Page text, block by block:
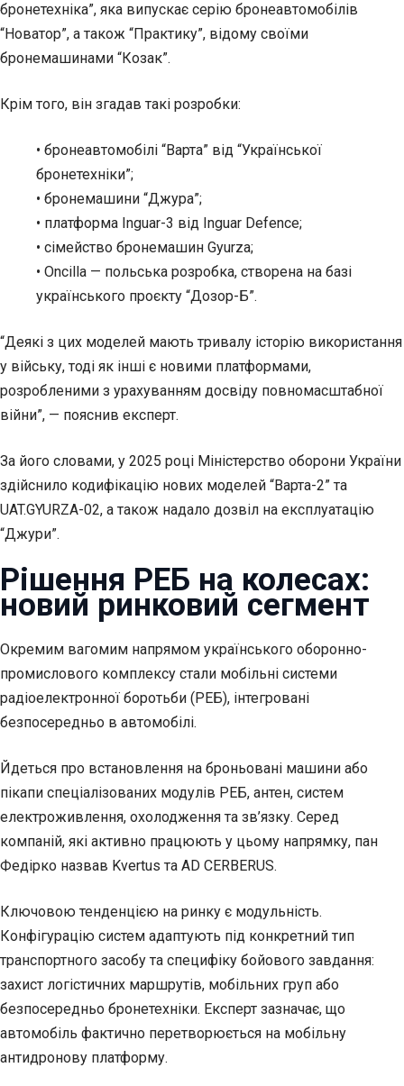
бронетехніка”, яка випускає серію бронеавтомобілів
“Новатор”, а також “Практику”, відому своїми
бронемашинами “Козак”.
Крім того, він згадав такі розробки:
• бронеавтомобілі “Варта” від “Української
бронетехніки”;
• бронемашини “Джура”;
• платформа Inguar-3 від Inguar Defence;
• сімейство бронемашин Gyurza;
• Oncilla — польська розробка, створена на базі
українського проєкту “Дозор-Б”.
“Деякі з цих моделей мають тривалу історію використання
у війську, тоді як інші є новими платформами,
розробленими з урахуванням досвіду повномасштабної
війни”, — пояснив експерт.
За його словами, у 2025 році Міністерство оборони України
здійснило кодифікацію нових моделей “Варта-2” та
UAT.GYURZA-02, а також надало дозвіл на експлуатацію
“Джури”.
Рішення РЕБ на колесах:
новий ринковий сегмент
Окремим вагомим напрямом українського оборонно-
промислового комплексу стали мобільні системи
радіоелектронної боротьби (РЕБ), інтегровані
безпосередньо в автомобілі.
Йдеться про встановлення на броньовані машини або
пікапи спеціалізованих модулів РЕБ, антен, систем
електроживлення, охолодження та зв’язку. Серед
компаній, які активно працюють у цьому напрямку, пан
Федірко назвав Kvertus та AD CERBERUS.
Ключовою тенденцією на ринку є модульність.
Конфігурацію систем адаптують під конкретний тип
транспортного засобу та специфіку бойового завдання:
захист логістичних маршрутів, мобільних груп або
безпосередньо бронетехніки. Експерт зазначає, що
автомобіль фактично перетворюється на мобільну
антидронову платформу.